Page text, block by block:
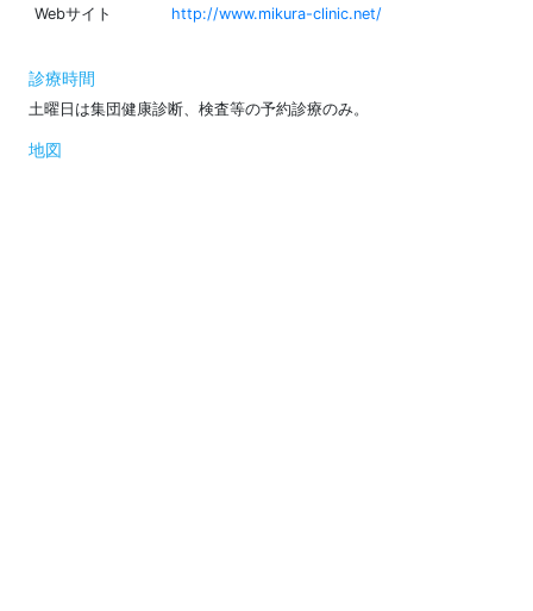
Webサイト
http://www.mikura-clinic.net/
診療時間
土曜日は集団健康診断、検査等の予約診療のみ。
地図